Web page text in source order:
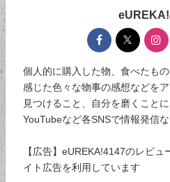
個人的に購入した物、食べたも
感じた色々な物事の感想などを
見つけること、自分を磨くこと
YouTubeなど各SNSで情報発信
【広告】eUREKA!4147のレビ
イト広告を利用しています